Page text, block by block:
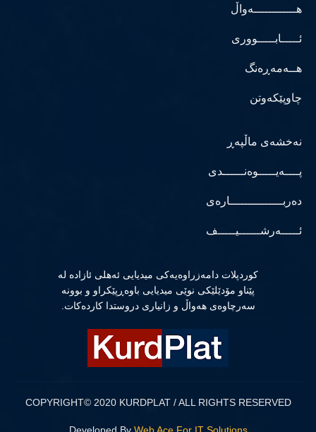
هــــــــــــەواڵ
ئـــــابـــــووری
هــەمەڕەنگ
چاوپێکەوتن
نەخشەی ماڵپەڕ
پــــەیـــــوەنــــــدی
دەربـــــــــــــــارەی
ئـــــەرشــــــیـــــف
كوردپلات دامەزراوەیەكی میدیایی ئەهلی ئازادە لە
پێناو مۆدێلێكی نوێی میدیایی باوەڕپێكراو و بوونە
سەرچاوەی هەواڵ و زانیاری دروستدا كاردەكات.
COPYRIGHT© 2020 KURDPLAT / ALL RIGHTS RESERVED